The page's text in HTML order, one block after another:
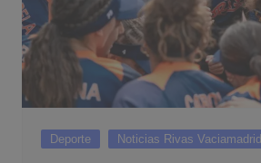
Deporte Noticias Rivas Vaciamadrid